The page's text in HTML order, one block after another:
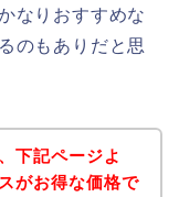
なりおすすめな
のもありだと思
下記ページよ
がお得な価格で